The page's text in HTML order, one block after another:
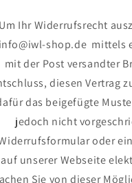
Um Ihr Widerrufsrecht
info@iwl-shop.de mittels
mit der Post versandter
diesen Vertrag
das beigefügte
jedoch nicht
oder
auf unserer Webseite
Sie von dieser